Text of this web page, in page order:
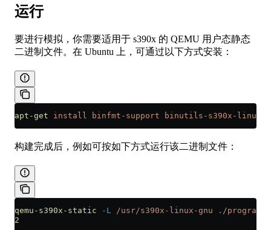
运行
要进行模拟，你需要适用于 s390x 的 QEMU 用户态静态
二进制文件。在 Ubuntu 上，可通过以下方式安装：
apt-get install binfmt-support binutils-s390x-linux-
构建完成后，例如可按如下方式运行该二进制文件：
qemu-s390x-static -L /usr/s390x-linux-gnu ./
2